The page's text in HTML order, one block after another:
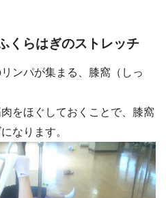
くらはぎのストレッチ
ンパが集まる、膝窩（しっ
をほぐしておくことで、膝窩
なります。